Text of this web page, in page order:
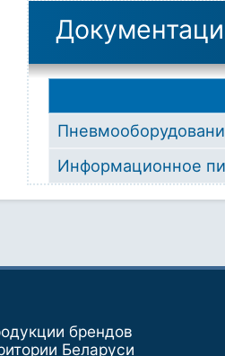
Информационное
брендов
Беларуси